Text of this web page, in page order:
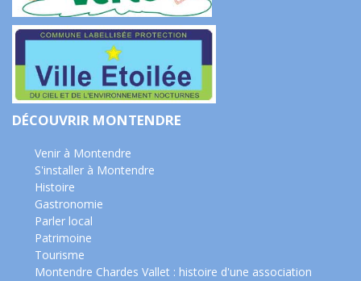
DÉCOUVRIR MONTENDRE
Venir à Montendre
S'installer à Montendre
Histoire
Gastronomie
Parler local
Patrimoine
Tourisme
Montendre Chardes Vallet : histoire d'une association